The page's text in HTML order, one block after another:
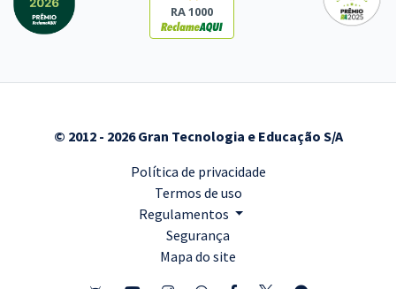
RA 1000
© 2012 - 2026 Gran Tecnologia e Educação S/A
Política de privacidade
Termos de uso
Regulamentos
Segurança
Mapa do site